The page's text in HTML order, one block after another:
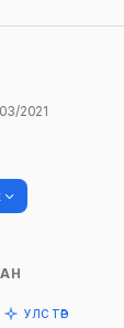
2021
нийтлэхгүй.
УЛС ТӨР